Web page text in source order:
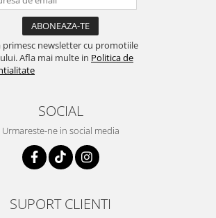
primesc newsletter cu promotiile
Afla mai multe in Politica de
SOCIAL
Urmareste-ne in social media
SUPORT CLIENTI